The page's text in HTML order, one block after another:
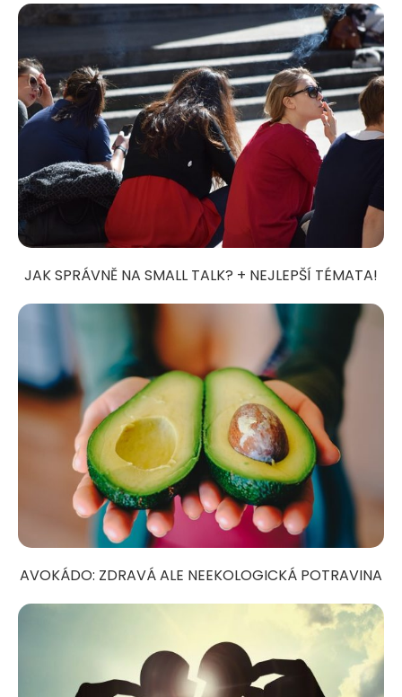
JAK SPRÁVNĚ NA SMALL TALK? + NEJLEPŠÍ TÉMATA!
AVOKÁDO: ZDRAVÁ ALE NEEKOLOGICKÁ POTRAVINA